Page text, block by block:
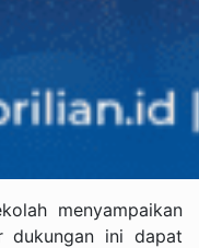
menyampaikan
dukungan ini dapat